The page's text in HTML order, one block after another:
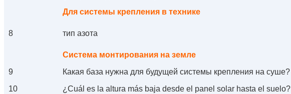
Для системы крепления в технике
8 тип азота
Система монтирования на земле
9
Какая база нужна для будущей системы крепления на суше?
10
¿Cuál es la altura más baja desde el panel solar hasta el suelo?